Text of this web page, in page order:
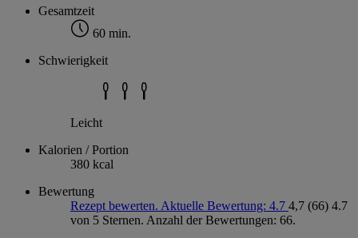
Gesamtzeit
60 min.
Schwierigkeit
Leicht
Kalorien / Portion
380 kcal
Bewertung
Rezept bewerten. Aktuelle Bewertung: 4.7 4,7 (66) 4.7
von 5 Sternen. Anzahl der Bewertungen: 66.